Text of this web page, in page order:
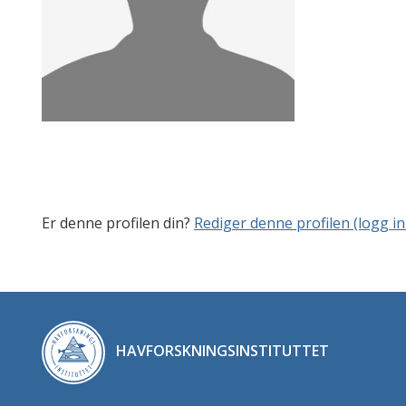
Er denne profilen din? Rediger denne profilen (logg
HAVFORSKNINGSINSTITUTTET